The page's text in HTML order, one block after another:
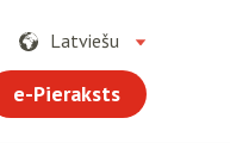
Latviešu
e-Pieraksts